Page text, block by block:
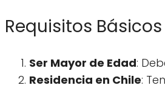
Requisitos Básicos
Ser Mayor de Edad:
Residencia en Chile: